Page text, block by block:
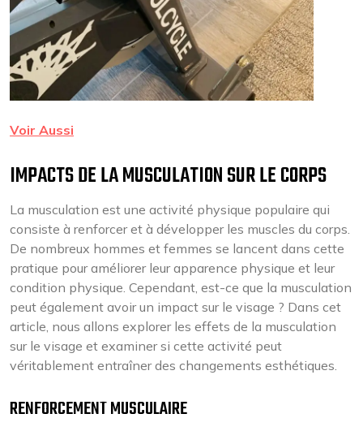
Voir Aussi
IMPACTS DE LA MUSCULATION SUR LE CORPS
La musculation est une activité physique populaire qui
consiste à renforcer et à développer les muscles du corps.
De nombreux hommes et femmes se lancent dans cette
pratique pour améliorer leur apparence physique et leur
condition physique. Cependant, est-ce que la musculation
peut également avoir un impact sur le visage ? Dans cet
article, nous allons explorer les effets de la musculation
sur le visage et examiner si cette activité peut
véritablement entraîner des changements esthétiques.
RENFORCEMENT MUSCULAIRE